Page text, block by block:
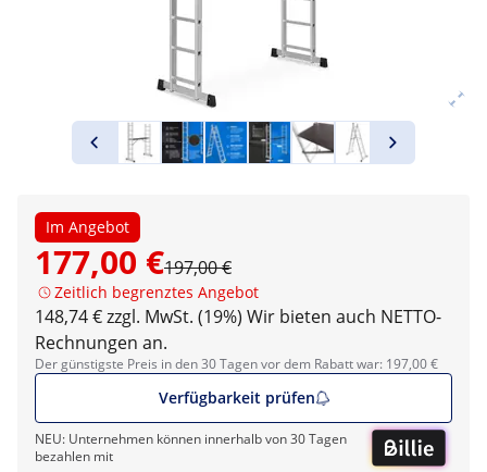
Im Angebot
177,00 €197,00 €
Zeitlich begrenztes Angebot
148,74 € zzgl. MwSt. (19%) Wir bieten auch NETTO-
Rechnungen an.
Der günstigste Preis in den 30 Tagen vor dem Rabatt war: 197,00 €
Verfügbarkeit prüfen
NEU: Unternehmen können innerhalb von 30 Tagen
bezahlen mit